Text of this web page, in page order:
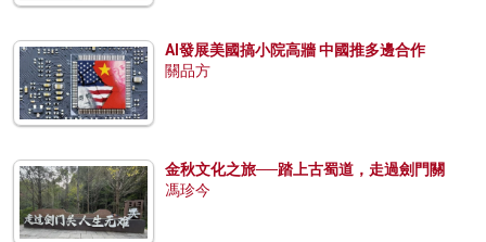
AI發展美國搞小院高牆 中國推多邊合作
關品方
金秋文化之旅──踏上古蜀道，走過劍門關
馮珍今